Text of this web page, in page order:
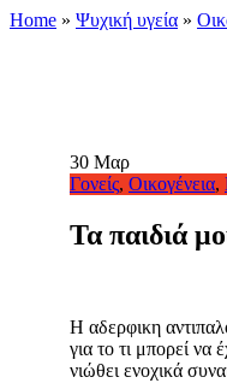
Home » Ψυχική υγεία »
30 Μαρ
Γονείς, Οικογένεια,
Τα παιδιά
Η αδερφικη
για το τι μπορεί να
νιώθει ενοχικά